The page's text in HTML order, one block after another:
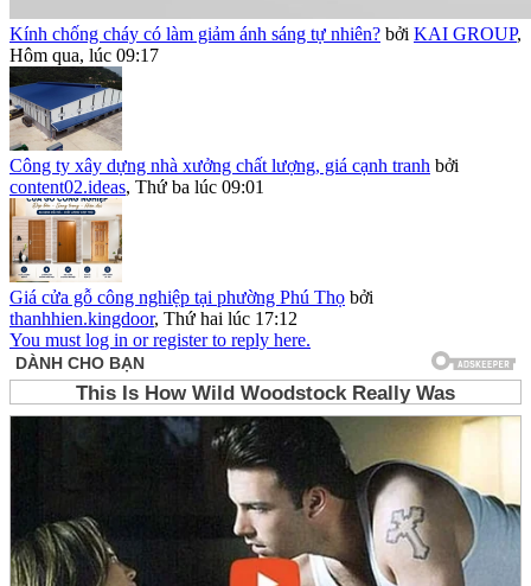
Kính chống cháy có làm giảm ánh sáng tự nhiên? bởi KAI GROUP,
Hôm qua, lúc 09:17
Công ty xây dựng nhà xưởng chất lượng, giá cạnh tranh bởi
content02.ideas, Thứ ba lúc 09:01
Giá cửa gỗ công nghiệp tại phường Phú Thọ bởi
thanhhien.kingdoor, Thứ hai lúc 17:12
You must log in or register to reply here.